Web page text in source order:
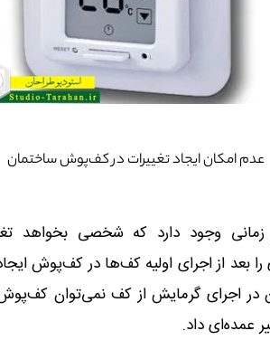
عدم امکان ایجاد تغییرات در کف‌پوش ساختمان
زمانی وجود دارد که شخصی بخواهد
را بعد از اجرای اولیه کف‌ها در کف‌پوش
در اجرای گرمایش از کف نمی‌توان
عمده‌ای داد.